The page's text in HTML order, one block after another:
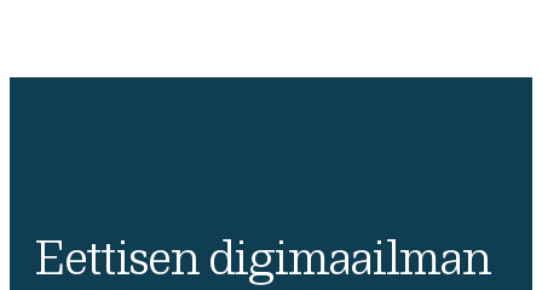
Eettisen digimaailman